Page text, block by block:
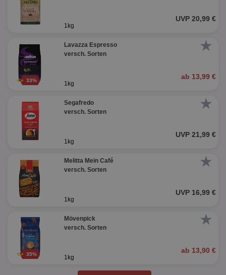
UVP 20,99 €
1kg
★
33%
Lavazza Espresso
versch. Sorten
ab 13,99 €
1kg
★
Segafredo
versch. Sorten
UVP 21,99 €
1kg
★
Melitta Mein Café
versch. Sorten
UVP 16,99 €
1kg
★
35%
Mövenpick
versch. Sorten
ab 13,90 €
1kg